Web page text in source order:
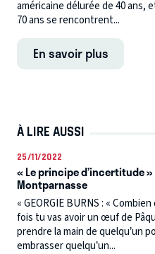
américaine délurée de 40 ans,
70 ans se rencontrent...
En savoir plus
À LIRE AUSSI
25/11/2022
« Le principe d’incertitude
Montparnasse
« GEORGIE BURNS : «
fois tu vas avoir un œuf de
prendre la main de quelqu’un
embrasser quelqu’un...